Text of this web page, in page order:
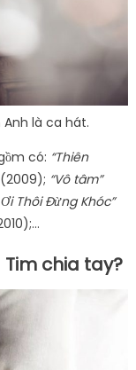
Anh là ca hát.
có: “Thiên
“Vô tâm”
Ơi Thôi Đừng Khóc”
Tim chia tay?